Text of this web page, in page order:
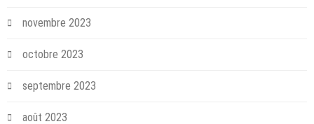
novembre 2023
octobre 2023
septembre 2023
août 2023